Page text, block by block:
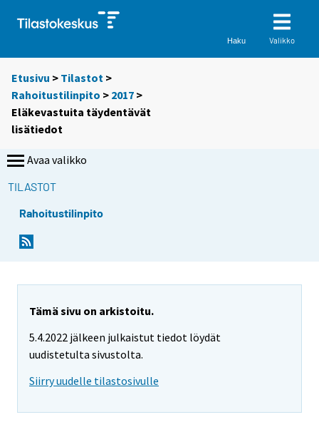
Haku Valikko
Etusivu > Tilastot >
Rahoitustilinpito > 2017 >
Eläkevastuita täydentävät
lisätiedot
Avaa valikko
TILASTOT
Rahoitustilinpito
Tämä sivu on arkistoitu.
5.4.2022 jälkeen julkaistut tiedot löydät
uudistetulta sivustolta.
Siirry uudelle tilastosivulle